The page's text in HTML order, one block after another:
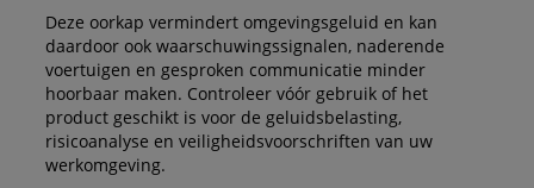
Deze oorkap vermindert omgevingsgeluid en kan
daardoor ook waarschuwingssignalen, naderende
voertuigen en gesproken communicatie minder
hoorbaar maken. Controleer vóór gebruik of het
product geschikt is voor de geluidsbelasting,
risicoanalyse en veiligheidsvoorschriften van uw
werkomgeving.